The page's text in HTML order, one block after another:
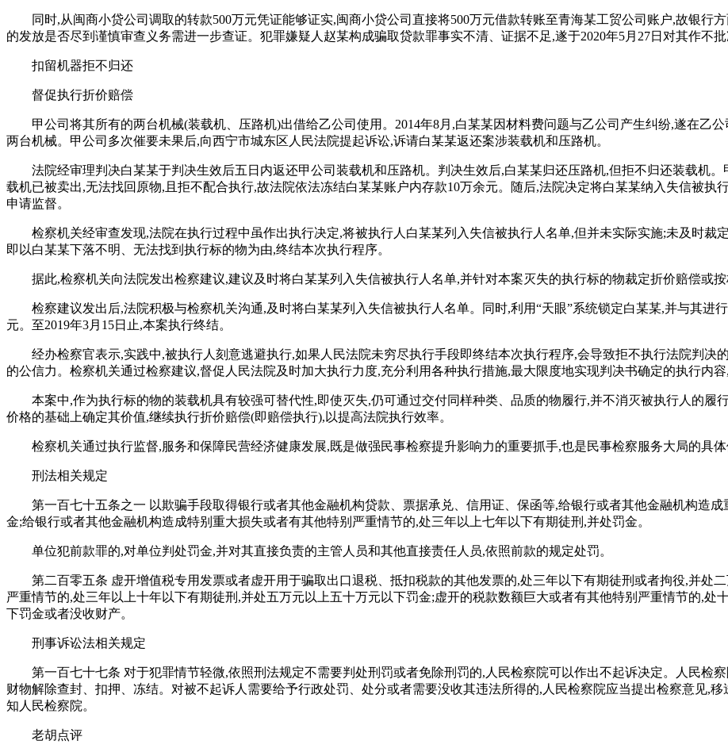
同时,从闽商小贷公司调取的转款500万元凭证能够证实,闽商小贷公司直接将500万元借款转账至青海某工贸公司账户,故银行
的发放是否尽到谨慎审查义务需进一步查证。犯罪嫌疑人赵某构成骗取贷款罪事实不清、证据不足,遂于2020年5月27日对其作不批
扣留机器拒不归还
督促执行折价赔偿
甲公司将其所有的两台机械(装载机、压路机)出借给乙公司使用。2014年8月,白某某因材料费问题与乙公司产生纠纷,遂在乙
两台机械。甲公司多次催要未果后,向西宁市城东区人民法院提起诉讼,诉请白某某返还案涉装载机和压路机。
法院经审理判决白某某于判决生效后五日内返还甲公司装载机和压路机。判决生效后,白某某归还压路机,但拒不归还装载机
载机已被卖出,无法找回原物,且拒不配合执行,故法院依法冻结白某某账户内存款10万余元。随后,法院决定将白某某纳入失信被执
申请监督。
检察机关经审查发现,法院在执行过程中虽作出执行决定,将被执行人白某某列入失信被执行人名单,但并未实际实施;未及时裁
即以白某某下落不明、无法找到执行标的物为由,终结本次执行程序。
据此,检察机关向法院发出检察建议,建议及时将白某某列入失信被执行人名单,并针对本案灭失的执行标的物裁定折价赔偿或
检察建议发出后,法院积极与检察机关沟通,及时将白某某列入失信被执行人名单。同时,利用“天眼”系统锁定白某某,并与其进
元。至2019年3月15日止,本案执行终结。
经办检察官表示,实践中,被执行人刻意逃避执行,如果人民法院未穷尽执行手段即终结本次执行程序,会导致拒不执行法院判决
的公信力。检察机关通过检察建议,督促人民法院及时加大执行力度,充分利用各种执行措施,最大限度地实现判决书确定的执行内容
本案中,作为执行标的物的装载机具有较强可替代性,即使灭失,仍可通过交付同样种类、品质的物履行,并不消灭被执行人的履
价格的基础上确定其价值,继续执行折价赔偿(即赔偿执行),以提高法院执行效率。
检察机关通过执行监督,服务和保障民营经济健康发展,既是做强民事检察提升影响力的重要抓手,也是民事检察服务大局的具体
刑法相关规定
第一百七十五条之一 以欺骗手段取得银行或者其他金融机构贷款、票据承兑、信用证、保函等,给银行或者其他金融机构造
金;给银行或者其他金融机构造成特别重大损失或者有其他特别严重情节的,处三年以上七年以下有期徒刑,并处罚金。
单位犯前款罪的,对单位判处罚金,并对其直接负责的主管人员和其他直接责任人员,依照前款的规定处罚。
第二百零五条 虚开增值税专用发票或者虚开用于骗取出口退税、抵扣税款的其他发票的,处三年以下有期徒刑或者拘役,并处
严重情节的,处三年以上十年以下有期徒刑,并处五万元以上五十万元以下罚金;虚开的税款数额巨大或者有其他特别严重情节的,处
下罚金或者没收财产。
刑事诉讼法相关规定
第一百七十七条 对于犯罪情节轻微,依照刑法规定不需要判处刑罚或者免除刑罚的,人民检察院可以作出不起诉决定。人民检
财物解除查封、扣押、冻结。对被不起诉人需要给予行政处罚、处分或者需要没收其违法所得的,人民检察院应当提出检察意见,
知人民检察院。
老胡点评